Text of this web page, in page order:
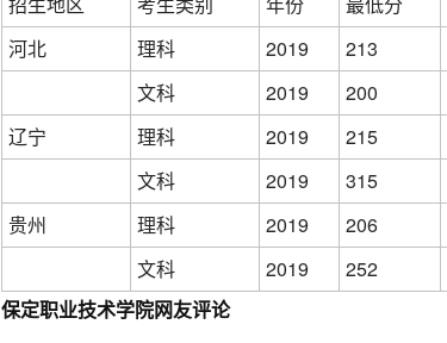
河北
理科 2019 213
文科
2019 200
辽宁
理科 2019 215
文科
2019 315
贵州
理科 2019 206
文科
2019 252
保定职业技术学院网友评论